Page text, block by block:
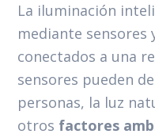
La iluminación
mediante sensores
conectados a una
sensores pueden
personas, la luz
otros factores